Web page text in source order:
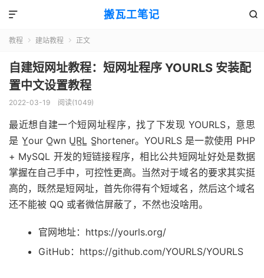
搬瓦工笔记 

教程  建站教程  正文
自建短网址教程：短网址程序 YOURLS 安装配
置中文设置教程
2022-03-19 阅读(1049)
最近想自建一个短网址程序，找了下发现 YOURLS，意思
是 Y̲our O̲wn U̲R̲L̲ S̲hortener。YOURLS 是一款使用 PHP
+ MySQL 开发的短链接程序，相比公共短网址好处是数据
掌握在自己手中，可控性更高。当然对于域名的要求其实挺
高的，既然是短网址，首先你得有个短域名，然后这个域名
还不能被 QQ 或者微信屏蔽了，不然也没啥用。
官网地址：https://yourls.org/
GitHub：https://github.com/YOURLS/YOURLS